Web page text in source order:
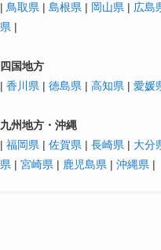
| 鳥取県 | 島根県 | 岡山県 | 広島
県 |
四国地方
| 香川県 | 徳島県 | 高知県 | 愛媛
九州地方・沖縄
| 福岡県 | 佐賀県 | 長崎県 | 大分
県 | 宮崎県 | 鹿児島県 | 沖縄県 |